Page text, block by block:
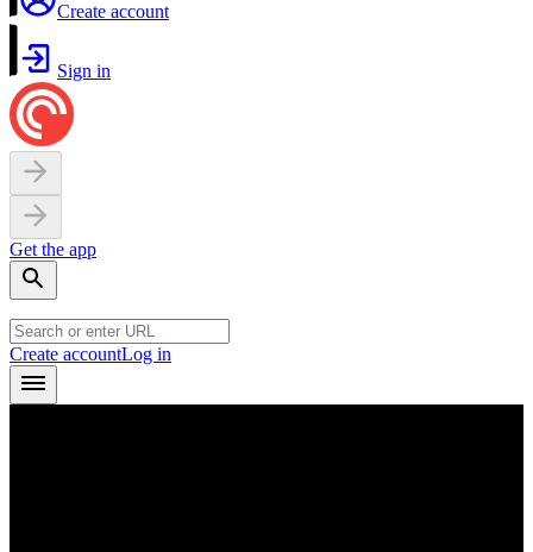
Create account
Sign in
Get the app
Create accountLog in